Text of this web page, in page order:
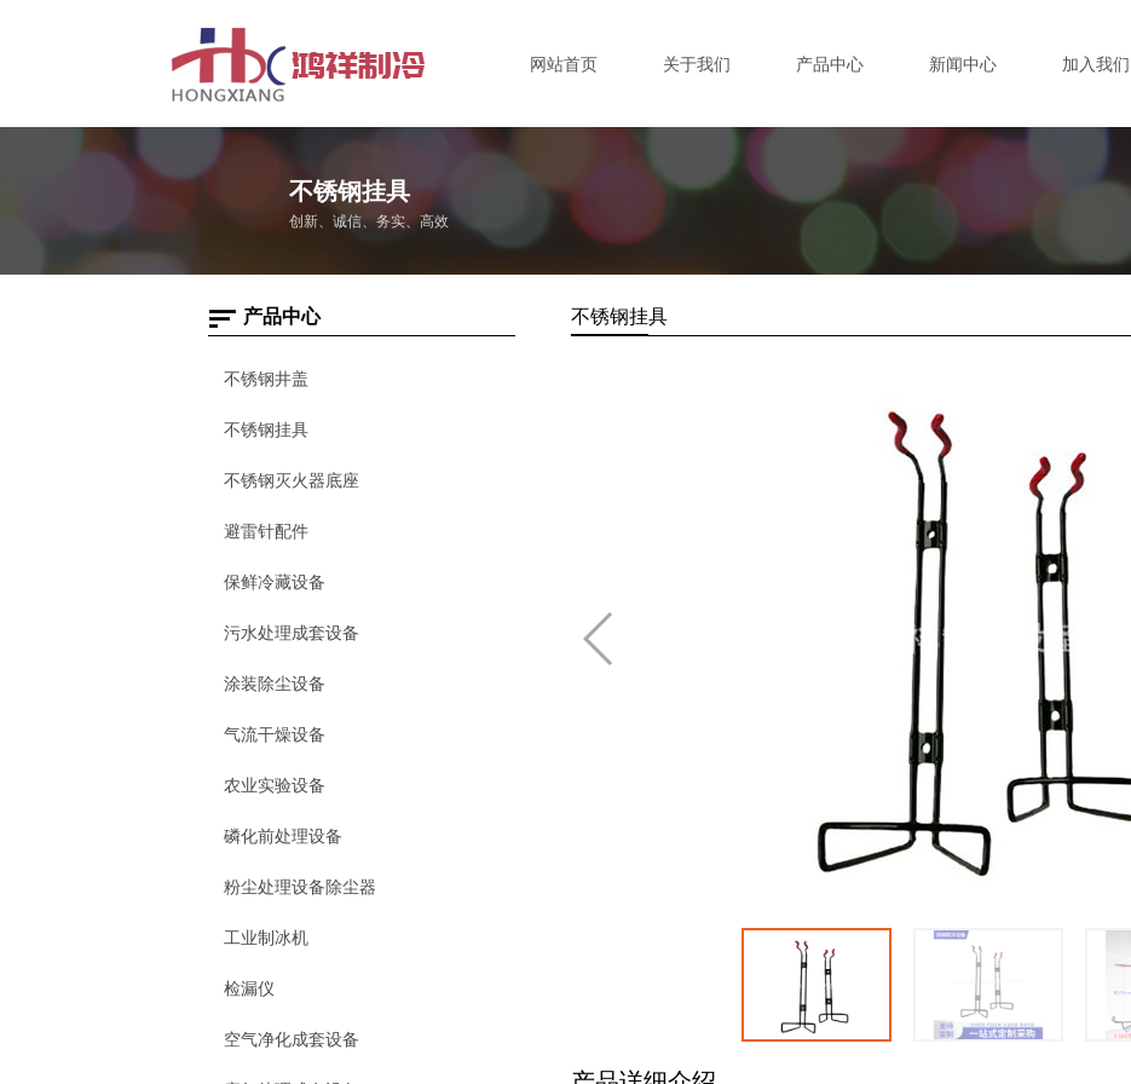
网站首页 关于我们 产品中心 新闻中心 加入我们
不锈钢挂具
创新、诚信、务实、高效
产品中心
不锈钢井盖
不锈钢挂具
不锈钢灭火器底座
避雷针配件
保鲜冷藏设备
污水处理成套设备
涂装除尘设备
气流干燥设备
农业实验设备
磷化前处理设备
粉尘处理设备除尘器
工业制冰机
检漏仪
空气净化成套设备
不锈钢挂具